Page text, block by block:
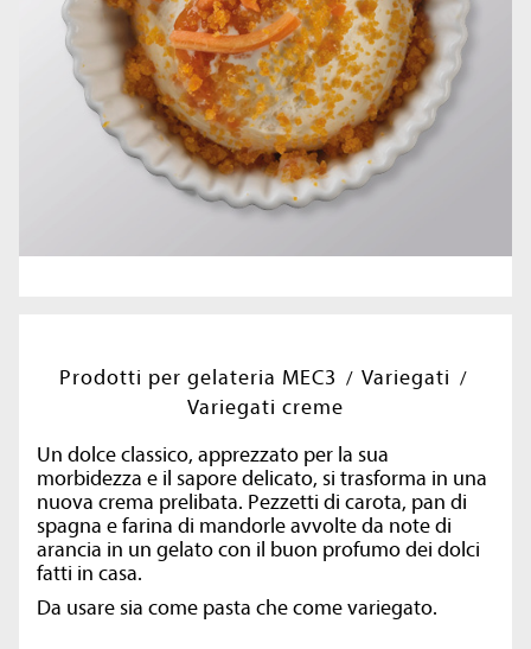
Prodotti per gelateria MEC3
Variegati
Variegati creme
Un dolce classico, apprezzato per la sua
morbidezza e il sapore delicato, si trasforma in una
nuova crema prelibata. Pezzetti di carota, pan di
spagna e farina di mandorle avvolte da note di
arancia in un gelato con il buon profumo dei dolci
fatti in casa.
Da usare sia come pasta che come variegato.